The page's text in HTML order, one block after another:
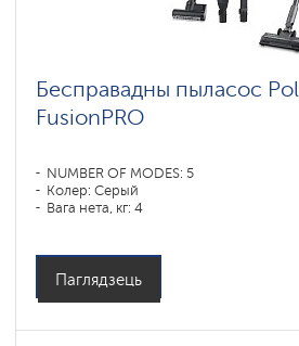
Бесправадны пыласос
FusionPRO
NUMBER OF MODES: 5
Колер: Серый
Вага нета, кг: 4
Паглядзець